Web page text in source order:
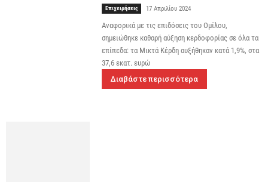
Επιχειρήσεις 17 Απριλίου 2024
Αναφορικά με τις επιδόσεις του Ομίλου,
σημειώθηκε καθαρή αύξηση κερδοφορίας σε όλα τα
επίπεδα: τα Μικτά Κέρδη αυξήθηκαν κατά 1,9%, στα
37,6 εκατ. ευρώ
Διαβάστε περισσότερα